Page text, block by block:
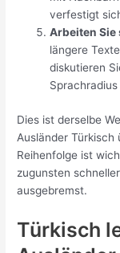
verfestigt
Arbeiten Sie
längere
diskutieren
Dies ist derselbe
Ausländer Türkisch
Reihenfolge ist
zugunsten
ausgebremst.
Türkisch